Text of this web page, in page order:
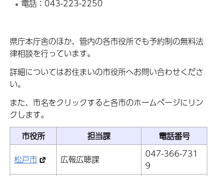
電話：043-223-2250
県庁本庁舎のほか、管内の各市役所でも予約制の無料法
律相談を行っています。
詳細についてはお住まいの市役所へお問い合わせくださ
い。
また、市名をクリックすると各市のホームページにリン
クします。
市役所
担当課
電話番号
松戸市
広報広聴課
047-366-731
9